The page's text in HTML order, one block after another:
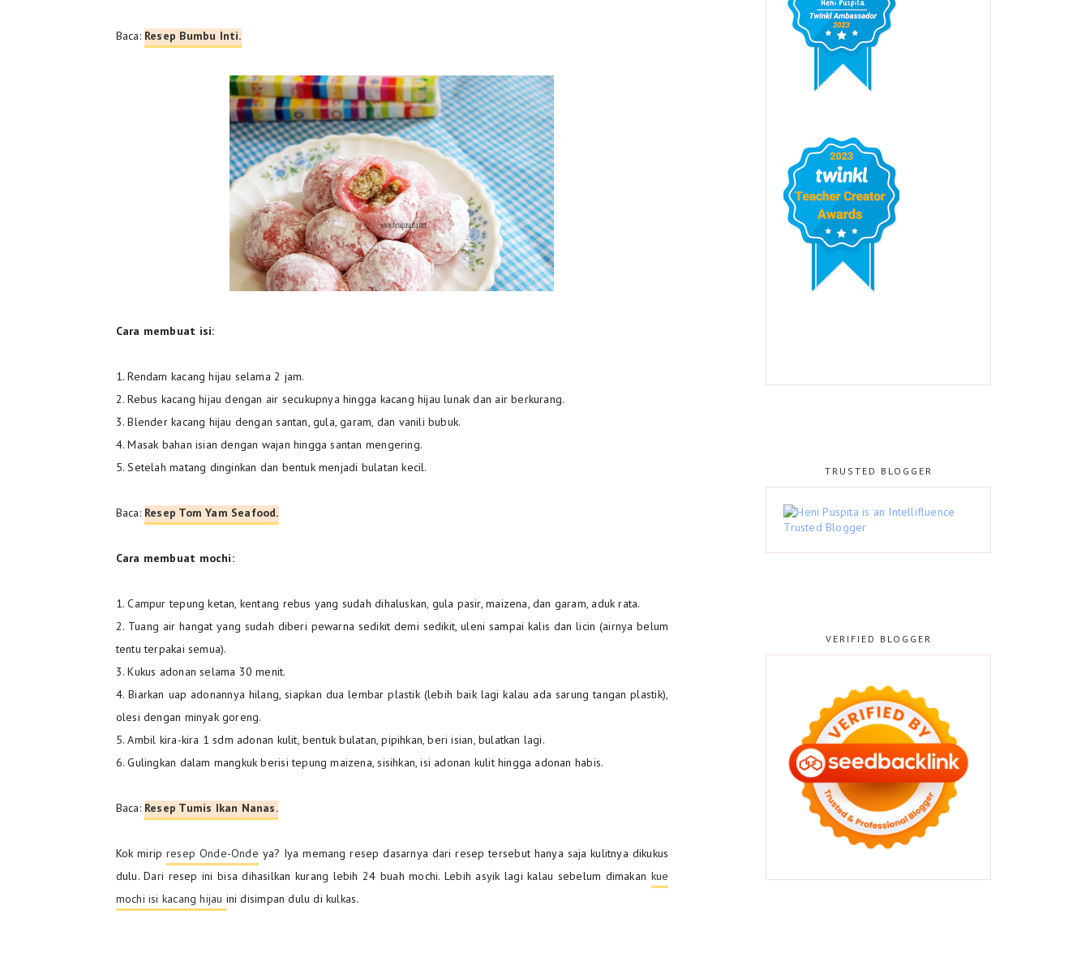
Baca: Resep Bumbu Inti.
Cara membuat isi:
1. Rendam kacang hijau selama 2 jam.
2. Rebus kacang hijau dengan air secukupnya hingga kacang hijau lunak dan air berkurang.
3. Blender kacang hijau dengan santan, gula, garam, dan vanili bubuk.
4. Masak bahan isian dengan wajan hingga santan mengering.
5. Setelah matang dinginkan dan bentuk menjadi bulatan kecil.
Baca: Resep Tom Yam Seafood.
Cara membuat mochi:
1. Campur tepung ketan, kentang rebus yang sudah dihaluskan, gula pasir, maizena, dan garam, aduk rata.
2. Tuang air hangat yang sudah diberi pewarna sedikit demi sedikit, uleni sampai kalis dan licin (airnya belum
tentu terpakai semua).
3. Kukus adonan selama 30 menit.
4. Biarkan uap adonannya hilang, siapkan dua lembar plastik (lebih baik lagi kalau ada sarung tangan plastik),
olesi dengan minyak goreng.
5. Ambil kira-kira 1 sdm adonan kulit, bentuk bulatan, pipihkan, beri isian, bulatkan lagi.
6. Gulingkan dalam mangkuk berisi tepung maizena, sisihkan, isi adonan kulit hingga adonan habis.
Baca: Resep Tumis Ikan Nanas.
Kok miripresep Onde-Onde ya? Iya memang resep dasarnya dari resep tersebut hanya saja kulitnya dikukus
dulu. Dari resep ini bisa dihasilkan kurang lebih 24 buah mochi. Lebih asyik lagi kalau sebelum dimakan kue
mochi isi kacang hijau ini disimpan dulu di kulkas.
TRUSTED BLOGGER
VERIFIED BLOGGER